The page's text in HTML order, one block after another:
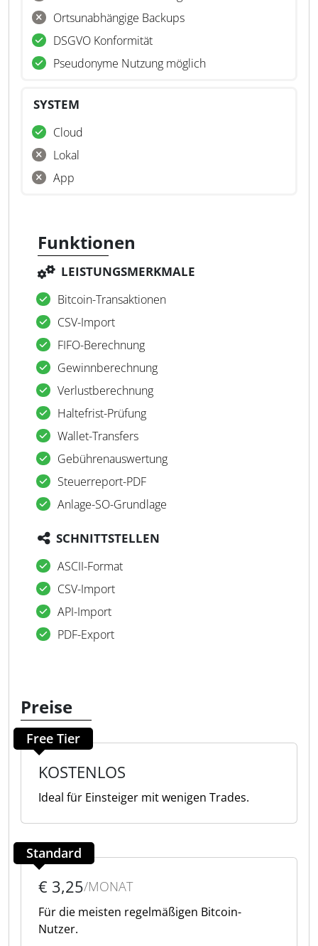
Ortsunabhängige Backups
DSGVO Konformität
Pseudonyme Nutzung möglich
SYSTEM
Cloud
Lokal
App
Funktionen
LEISTUNGSMERKMALE
Bitcoin-Transaktionen
CSV-Import
FIFO-Berechnung
Gewinnberechnung
Verlustberechnung
Haltefrist-Prüfung
Wallet-Transfers
Gebührenauswertung
Steuerreport-PDF
Anlage-SO-Grundlage
SCHNITTSTELLEN
ASCII-Format
CSV-Import
API-Import
PDF-Export
Preise
Free Tier
KOSTENLOS
Ideal für Einsteiger mit wenigen Trades.
Standard
€ 3,25/MONAT
Für die meisten regelmäßigen Bitcoin-
Nutzer.